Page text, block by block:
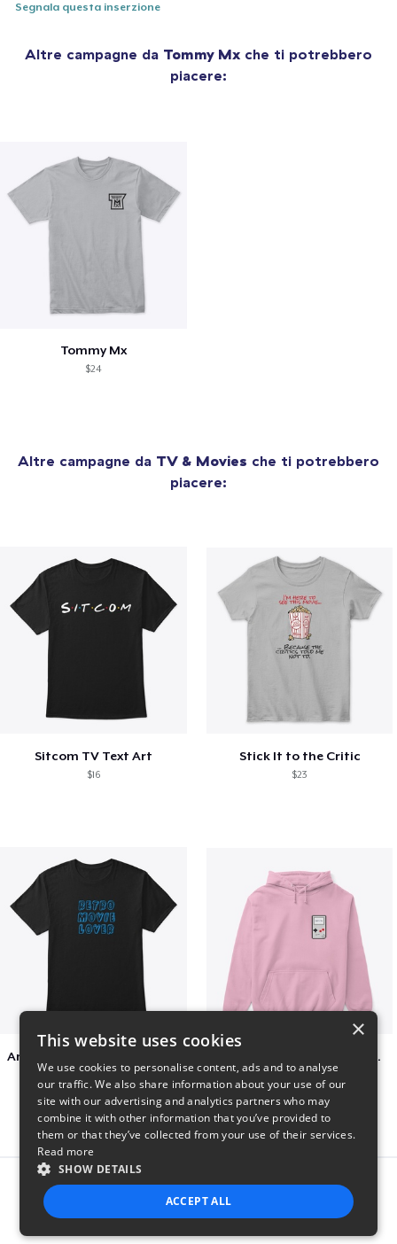
Segnala questa inserzione
Altre campagne da Tommy Mx che ti potrebbero
piacere:
Tommy Mx
$24
Altre campagne da TV & Movies che ti potrebbero
piacere:
Sitcom TV Text Art
$16
Stick It to the Critic
$23
Persian Cat watching Cats TV
Report this product
×
This website uses cookies
We use cookies to personalise content, ads and to analyse
our traffic. We also share information about your use of our
site with our advertising and analytics partners who may
combine it with other information that you’ve provided to
them or that they’ve collected from your use of their services.
Read more
SHOW DETAILS
ACCEPT ALL